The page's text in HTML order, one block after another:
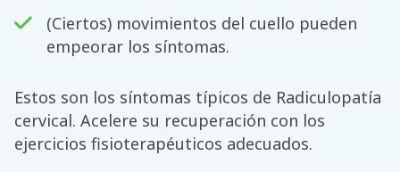
(Ciertos) movimientos del cuello pueden
empeorar los síntomas.
Estos son los síntomas típicos de Radiculopatía
cervical. Acelere su recuperación con los
ejercicios fisioterapéuticos adecuados.